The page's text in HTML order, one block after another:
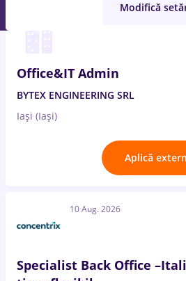
Office&IT Admin
BYTEX ENGINEERING SRL
Iași (Iași)
Aplică extern
10 Aug. 2026
Specialist Back Office
Modifică